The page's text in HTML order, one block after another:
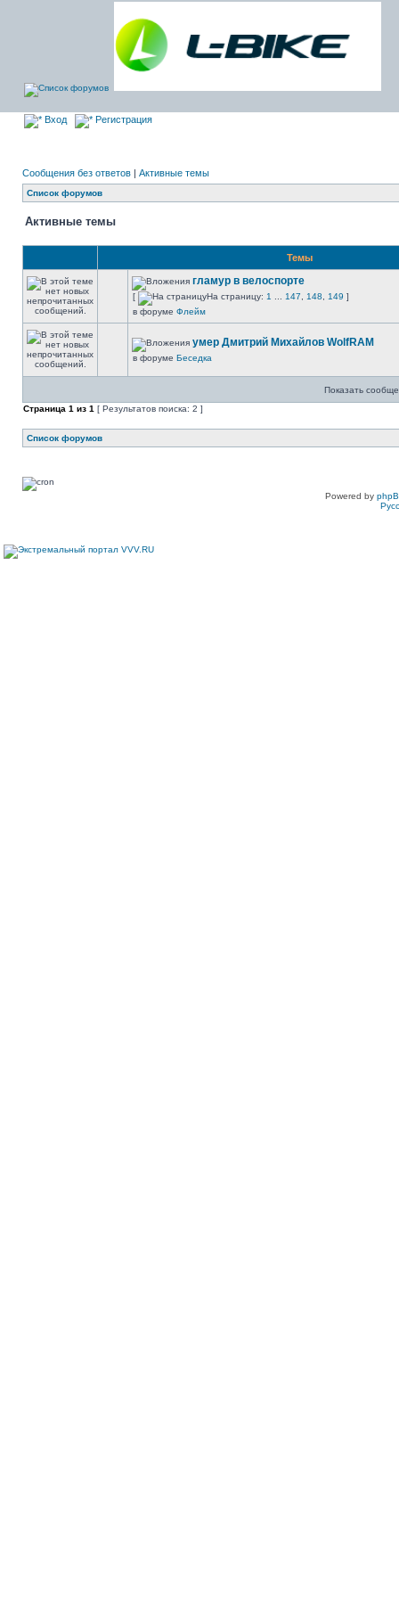
Вход Регистрация
Сообщения без ответов | Активные темы
Список форумов
Активные темы
Темы
гламур в велоспорте
[ На страницу: 1 147 148 149 ]
в форуме Флейм
умер Дмитрий Михайлов WolfRAM
в форуме Беседка
Показать
Страница 1 из 1 [ Результатов поиска: 2 ]
Список форумов
Powered by